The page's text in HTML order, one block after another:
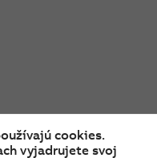
cookies.
vyjadrujete svoj